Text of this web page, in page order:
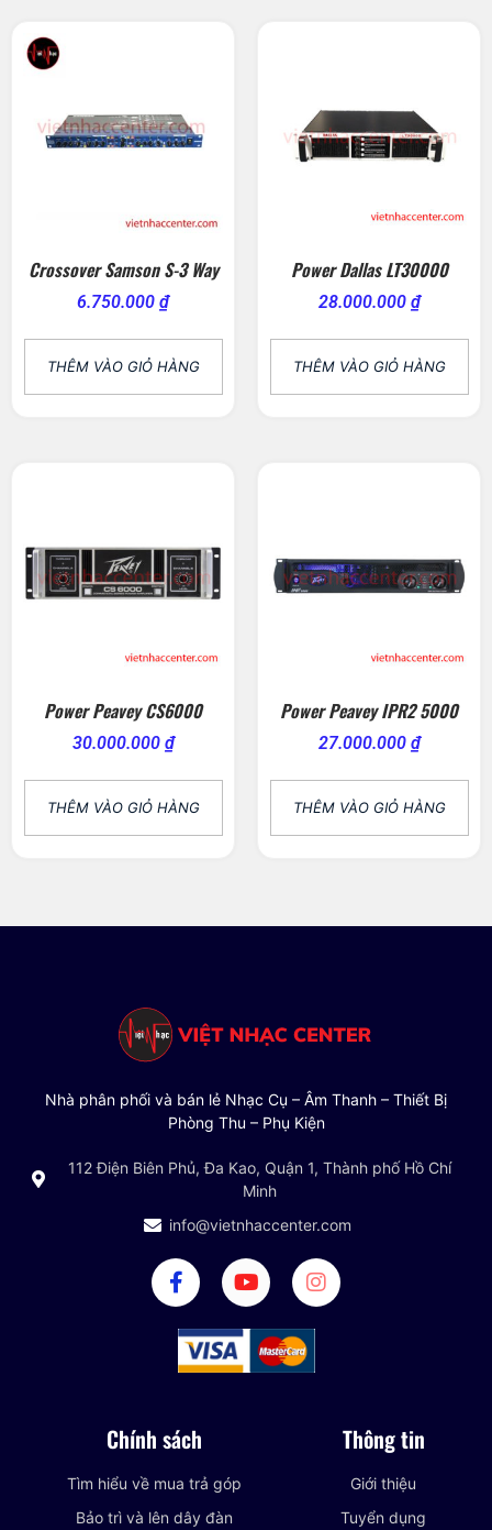
Crossover Samson S-3 Way
6.750.000 ₫
THÊM VÀO GIỎ HÀNG
Power Dallas LT30000
28.000.000 ₫
THÊM VÀO GIỎ HÀNG
Power Peavey CS6000
30.000.000 ₫
THÊM VÀO GIỎ HÀNG
Power Peavey IPR2 5000
27.000.000 ₫
THÊM VÀO GIỎ HÀNG
Nhà phân phối và bán lẻ Nhạc Cụ – Âm Thanh – Thiết Bị
Phòng Thu – Phụ Kiện
112 Điện Biên Phủ, Đa Kao, Quận 1, Thành phố Hồ Chí
Minh
info@vietnhaccenter.com
Chính sách
Tìm hiểu về mua trả góp
Bảo trì và lên dây đàn
Thông tin
Giới thiệu
Tuyển dụng